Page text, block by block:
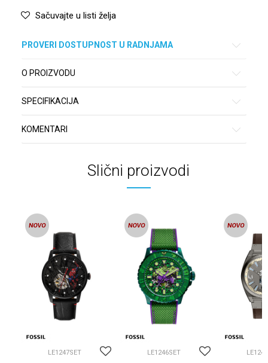
Sačuvajte u listi želja
PROVERI DOSTUPNOST U RADNJAMA
O PROIZVODU
SPECIFIKACIJA
KOMENTARI
Slični proizvodi
LE1247SET LE1246SET